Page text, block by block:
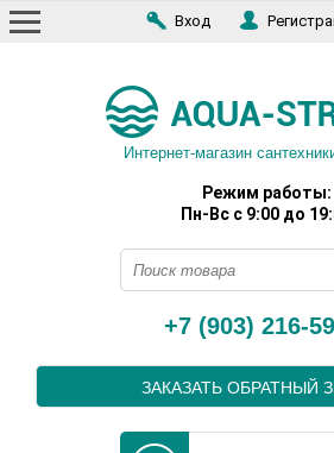
Вход
Интернет-магазин
Режим работы:
Пн-Вс с 9:00 до
+7 (903) 216-
ЗАКАЗАТЬ ОБРАТНЫЙ